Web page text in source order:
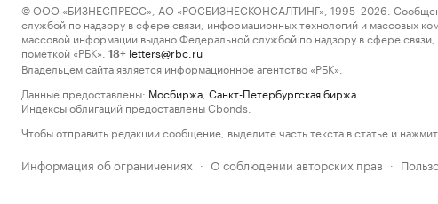
© ООО «БИЗНЕСПРЕСС», АО «РОСБИЗНЕСКОНСАЛТИНГ», 1995–2026. Сообщения
службой по надзору в сфере связи, информационных технологий и массовых
массовой информации выдано Федеральной службой по надзору в сфере
пометкой «РБК».
18+ letters@rbc.ru
Владельцем сайта является информационное агентство «РБК».
Данные предоставлены: Мосбиржа Санкт-Петербургская биржа
Индексы облигаций предоставлены Cbonds.
Чтобы отправить редакции сообщение, выделите часть текста в статье и
Информация об ограничениях · О соблюдении авторских прав ·